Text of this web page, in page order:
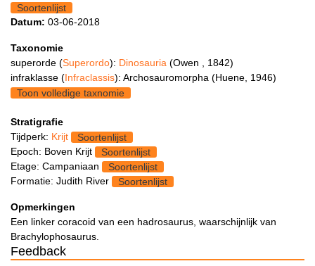
Soortenlijst
Datum: 03-06-2018
Taxonomie
superorde (Superordo): Dinosauria (Owen , 1842)
infraklasse (Infraclassis): Archosauromorpha (Huene, 1946)
Toon volledige taxnomie
Stratigrafie
Tijdperk: Krijt
Soortenlijst
Epoch: Boven Krijt
Soortenlijst
Etage: Campaniaan
Soortenlijst
Formatie: Judith River
Soortenlijst
Opmerkingen
Een linker coracoid van een hadrosaurus, waarschijnlijk van
Brachylophosaurus.
Feedback